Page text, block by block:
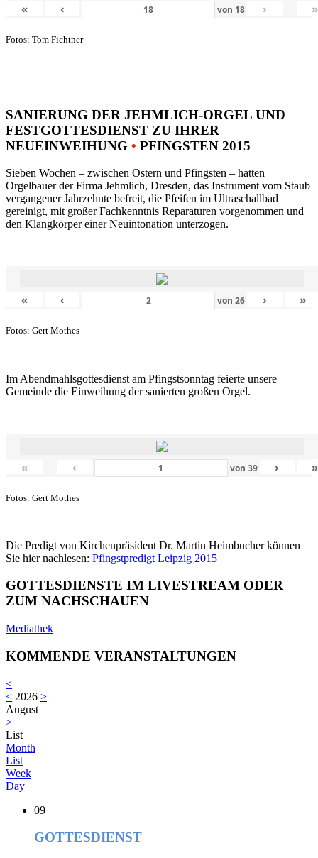
« ‹ von 18 › »
Fotos: Tom Fichtner
SANIERUNG DER JEHMLICH-ORGEL UND
FESTGOTTESDIENST ZU IHRER
NEUEINWEIHUNG • PFINGSTEN 2015
Sieben Wochen – zwischen Ostern und Pfingsten – hatten
Orgelbauer der Firma Jehmlich, Dresden, das Instrument vom Staub
vergangener Jahrzehnte befreit, die Pfeifen im Ultraschallbad
gereinigt, mit großer Fachkenntnis Reparaturen vorgenommen und
den Klangkörper einer Neuintonation unterzogen.
« ‹ von26 › »
Fotos: Gert Mothes
Im Abendmahlsgottesdienst am Pfingstsonntag feierte unsere
Gemeinde die Einweihung der sanierten großen Orgel.
« ‹ von 39 › »
Fotos: Gert Mothes
Die Predigt von Kirchenpräsident Dr. Martin Heimbucher können
Sie hier nachlesen: Pfingstpredigt Leipzig 2015
GOTTESDIENSTE IM LIVESTREAM ODER
ZUM NACHSCHAUEN
Mediathek
KOMMENDE VERANSTALTUNGEN
<
< 2026 >
August
>
List
Month
List
Week
Day
09
GOTTESDIENST